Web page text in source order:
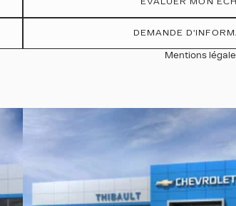
DEMANDE
Mentions